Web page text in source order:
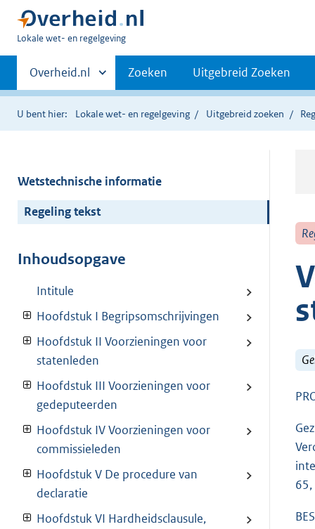
U
hier:
Lokale wet- en regelgeving
Primaire
navigatie
Andere
sites
binnen
Overheid.nl Zoeken Uitgebreid Zoeken
U bent hier: Lokale wet- en regelgeving Uitgebreid zoeken
Wetstechnische informatie
Regeling tekst
Inhoudsopgave
Intitule
Hoofdstuk I Begripsomschrijvingen
Hoofdstuk II Voorzieningen voor
statenleden
Hoofdstuk III Voorzieningen voor
gedeputeerden
Hoofdstuk IV Voorzieningen voor
commissieleden
Hoofdstuk V De procedure van
declaratie
Hoofdstuk VI Hardheidsclausule,